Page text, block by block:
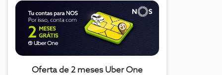
Oferta de 2 meses Uber One